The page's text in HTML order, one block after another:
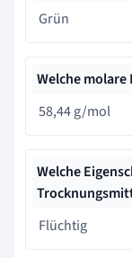
Grün
Welche molare
58,44 g/mol
Welche
Flüchtig